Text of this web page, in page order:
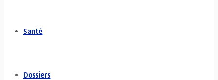
Santé
Dossiers